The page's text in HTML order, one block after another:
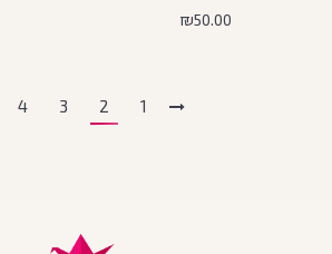
₪50.00
1
2
3
4